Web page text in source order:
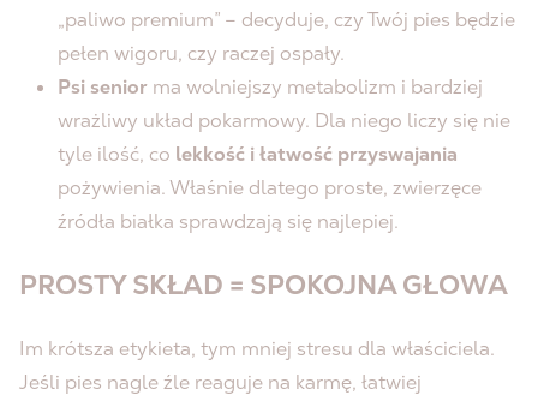
„paliwo premium” – decyduje, czy Twój pies będzie
pełen wigoru, czy raczej ospały.
Psi senior ma wolniejszy metabolizm i bardziej
wrażliwy układ pokarmowy. Dla niego liczy się nie
tyle ilość, co lekkość i łatwość przyswajania
pożywienia. Właśnie dlatego proste, zwierzęce
źródła białka sprawdzają się najlepiej.
PROSTY SKŁAD = SPOKOJNA GŁOWA
Im krótsza etykieta, tym mniej stresu dla właściciela.
Jeśli pies nagle źle reaguje na karmę, łatwiej